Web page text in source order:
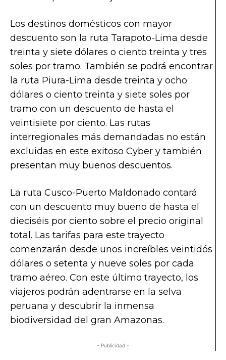
Los destinos domésticos con mayor
descuento son la ruta Tarapoto-Lima desde
treinta y siete dólares o ciento treinta y tres
soles por tramo. También se podrá encontrar
la ruta Piura-Lima desde treinta y ocho
dólares o ciento treinta y siete soles por
tramo con un descuento de hasta el
veintisiete por ciento. Las rutas
interregionales más demandadas no están
excluidas en este exitoso Cyber y también
presentan muy buenos descuentos.
La ruta Cusco-Puerto Maldonado contará
con un descuento muy bueno de hasta el
dieciséis por ciento sobre el precio original
total. Las tarifas para este trayecto
comenzarán desde unos increíbles veintidós
dólares o setenta y nueve soles por cada
tramo aéreo. Con este último trayecto, los
viajeros podrán adentrarse en la selva
peruana y descubrir la inmensa
biodiversidad del gran Amazonas.
- Publicidad -